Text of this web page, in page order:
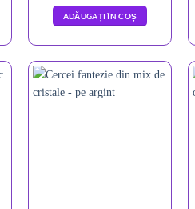
ADĂUGAȚI ÎN COȘ